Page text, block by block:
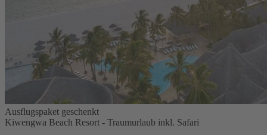
Ausflugspaket geschenkt
Kiwengwa Beach Resort - Traumurlaub inkl. Safari